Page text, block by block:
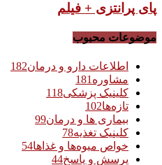
پای پرانتزی + فیلم
موضوعات محبوب
اطلاعات دارو و درمان182
مشاوره 181
کلینیک پزشکی118
تازه‌ها102
بیماری ها و درمان99
کلینیک تغذیه78
خواص میوه‌ها و غذاها54
پرسش و پاسخ44